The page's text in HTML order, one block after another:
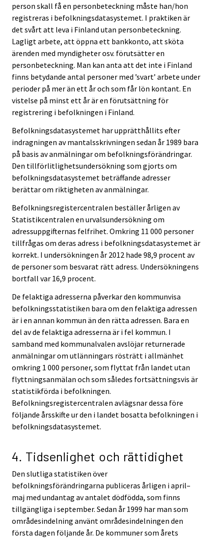
person skall få en personbeteckning måste han/hon
registreras i befolkningsdatasystemet. I praktiken är
det svårt att leva i Finland utan personbeteckning.
Lagligt arbete, att öppna ett bankkonto, att sköta
ärenden med myndigheter osv. förutsätter en
personbeteckning. Man kan anta att det inte i Finland
finns betydande antal personer med ’svart’ arbete under
perioder på mer än ett år och som får lön kontant. En
vistelse på minst ett år är en förutsättning för
registrering i befolkningen i Finland.
Befolkningsdatasystemet har upprätthållits efter
indragningen av mantalsskrivningen sedan år 1989 bara
på basis av anmälningar om befolkningsförändringar.
Den tillförlitlighetsundersökning som gjorts om
befolkningsdatasystemet beträffande adresser
berättar om riktigheten av anmälningar.
Befolkningsregistercentralen beställer årligen av
Statistikcentralen en urvalsundersökning om
adressuppgifternas felfrihet. Omkring 11 000 personer
tillfrågas om deras adress i befolkningsdatasystemet är
korrekt. I undersökningen år 2012 hade 98,9 procent av
de personer som besvarat rätt adress. Undersökningens
bortfall var 16,9 procent.
De felaktiga adresserna påverkar den kommunvisa
befolkningsstatistiken bara om den felaktiga adressen
är i en annan kommun än den rätta adressen. Bara en
del av de felaktiga adresserna är i fel kommun. I
samband med kommunalvalen avslöjar returnerade
anmälningar om utlänningars rösträtt i allmänhet
omkring 1 000 personer, som flyttat från landet utan
flyttningsanmälan och som således fortsättningsvis är
statistikförda i befolkningen.
Befolkningsregistercentralen avlägsnar dessa före
följande årsskifte ur den i landet bosatta befolkningen i
befolkningsdatasystemet.
4. Tidsenlighet och rättidighet
Den slutliga statistiken över
befolkningsförändringarna publiceras årligen i april–
maj med undantag av antalet dödfödda, som finns
tillgängliga i september. Sedan år 1999 har man som
områdesindelning använt områdesindelningen den
första dagen följande år. De kommuner som årets